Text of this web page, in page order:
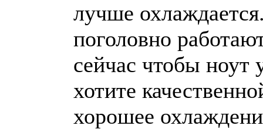
лучше
поголовно
сейчас чтобы ноут
хотите
хорошее